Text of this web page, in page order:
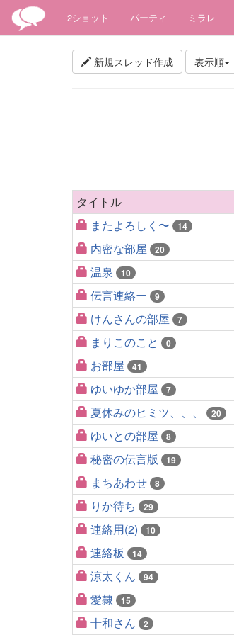
2ショット パーティ ミラレ
新規スレッド作成 表示順
タイトル
またよろしく〜
14
内密な部屋
20
温泉
10
伝言連絡ー
9
けんさんの部屋
7
まりこのこと
0
お部屋
41
ゆいゆか部屋
7
夏休みのヒミツ、、、
20
ゆいとの部屋
8
秘密の伝言版
19
まちあわせ
8
りか待ち
29
連絡用(2)
10
連絡板
14
涼太くん
94
愛隷
15
十和さん
2